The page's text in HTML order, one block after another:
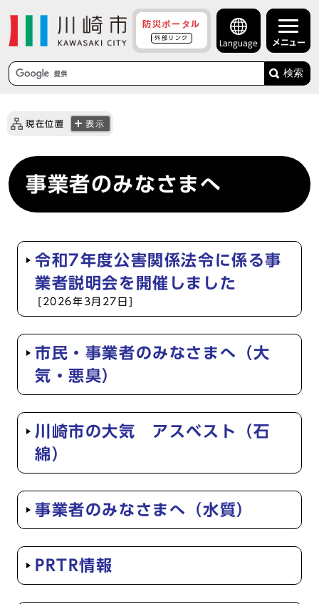
防災ポータル
外部リンク
Language メニュー
検索
現在位置 表示
事業者のみなさまへ
令和7年度公害関係法令に係る事
業者説明会を開催しました
[2026年3月27日]
市民・事業者のみなさまへ（大
気・悪臭）
川崎市の大気 アスベスト（石
綿）
事業者のみなさまへ（水質）
PRTR情報